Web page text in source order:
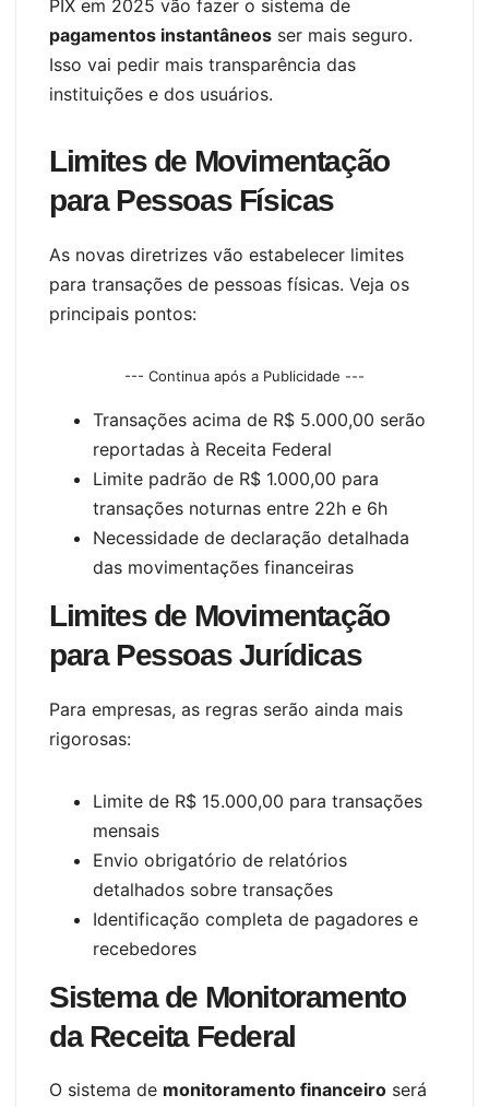
PIX em 2025 vão fazer o sistema de
pagamentos instantâneos ser mais seguro.
Isso vai pedir mais transparência das
instituições e dos usuários.
Limites de Movimentação
para Pessoas Físicas
As novas diretrizes vão estabelecer limites
para transações de pessoas físicas. Veja os
principais pontos:
--- Continua após a Publicidade ---
Transações acima de R$ 5.000,00 serão
reportadas à Receita Federal
Limite padrão de R$ 1.000,00 para
transações noturnas entre 22h e 6h
Necessidade de declaração detalhada
das movimentações financeiras
Limites de Movimentação
para Pessoas Jurídicas
Para empresas, as regras serão ainda mais
rigorosas:
Limite de R$ 15.000,00 para transações
mensais
Envio obrigatório de relatórios
detalhados sobre transações
Identificação completa de pagadores e
recebedores
Sistema de Monitoramento
da Receita Federal
O sistema de monitoramento financeiro será